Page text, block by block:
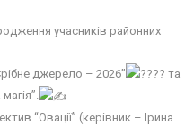
учасників районних
джерело – 2026”
та
“Овації” (керівник – Ірина